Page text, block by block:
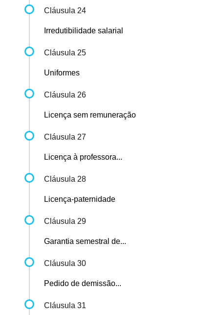
Cláusula 24
Irredutibilidade salarial
Cláusula 25
Uniformes
Cláusula 26
Licença sem remuneração
Cláusula 27
Licença à professora...
Cláusula 28
Licença-paternidade
Cláusula 29
Garantia semestral de...
Cláusula 30
Pedido de demissão...
Cláusula 31